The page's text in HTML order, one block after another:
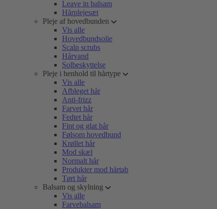
Leave in balsam
Hårplejesæt
Pleje af hovedbunden
Vis alle
Hovedbundsolie
Scalp scrubs
Hårvand
Solbeskyttelse
Pleje i henhold til hårtype
Vis alle
Afbleget hår
Anti-frizz
Farvet hår
Fedtet hår
Fint og glat hår
Følsom hovedbund
Krøllet hår
Mod skæl
Normalt hår
Produkter mod hårtab
Tørt hår
Balsam og skylning
Vis alle
Farvebalsam